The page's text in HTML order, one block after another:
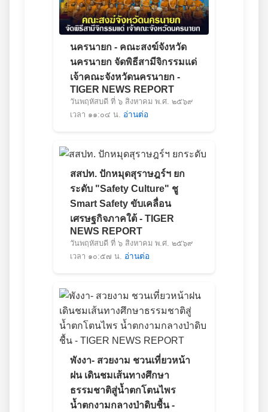
นครนายก - คณะสงฆ์จังหวัด
นครนายก จัดพิธีสามีจิกรรมแด่
เจ้าคณะจังหวัดนครนายก -
TIGER NEWS REPORT
วันพฤหัสบดี ที่ ๖ สิงหาคม พ.ศ. ๒๕๖๙
เวลา ๑๑:๐๔ น. อ่านต่อ
สสปท. ปักหมุดสุราษฎร์ฯ ยก
ระดับ "Safety Culture" ชู
Smart Safety ขับเคลื่อน
เศรษฐกิจภาคใต้ - TIGER
NEWS REPORT
วันพฤหัสบดี ที่ ๖ สิงหาคม พ.ศ. ๒๕๖๙
เวลา ๑๐:๕๗ น. อ่านต่อ
พังงา- สวยงาม ชวนเที่ยวหน้า
ฝน เดินชมเส้นทางศึกษา
ธรรมชาติสู่น้ำตกโตนไพร
น้ำตกงามกลางป่าดิบชื้น -